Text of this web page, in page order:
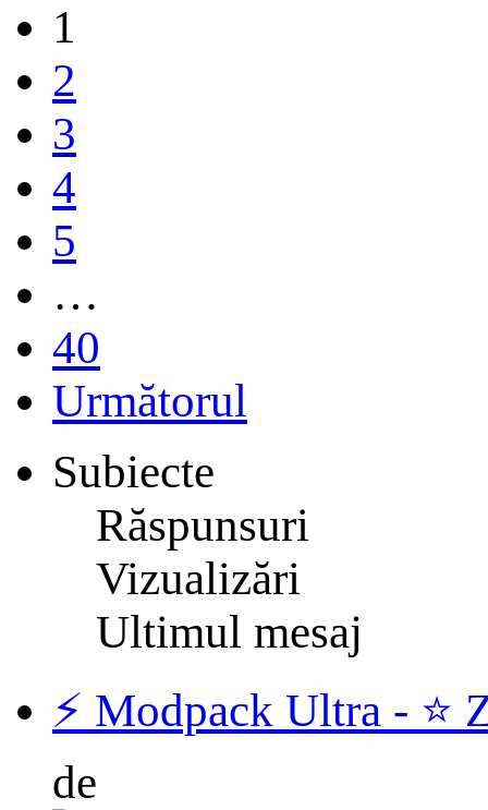
1
2
3
4
5
…
40
Următorul
Subiecte
Răspunsuri
Vizualizări
Ultimul mesaj
⚡️ Modpack Ultra - ⭐️
de